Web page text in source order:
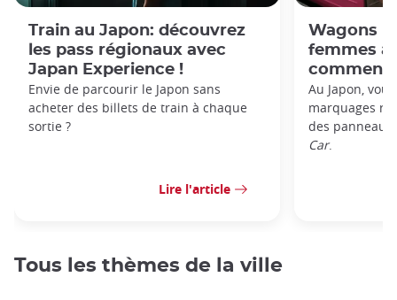
Train au Japon: découvrez
les pass régionaux avec
Japan Experience !
Envie de parcourir le Japon sans
acheter des billets de train à chaque
sortie ?
Lire l'article
Wagons
femmes
comment
Au Japon,
marquages
des
Car.
Tous les thèmes de la ville